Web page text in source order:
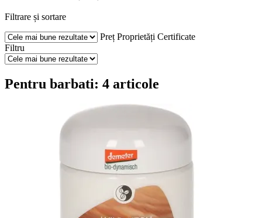
Filtrare și sortare
Preț Proprietăți Certificate
Filtru
Pentru barbati: 4 articole